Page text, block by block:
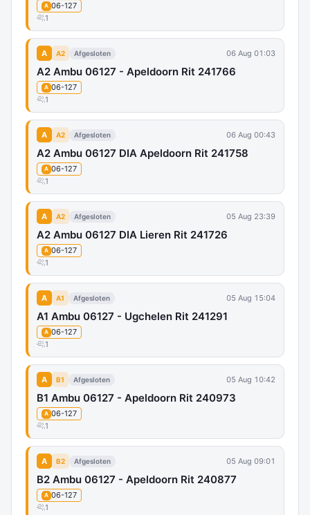
A 06-127
1
A A2 Afgesloten 06 Aug 01:03
A2 Ambu 06127 - Apeldoorn Rit 241766
A 06-127
1
A A2 Afgesloten 06 Aug 00:43
A2 Ambu 06127 DIA Apeldoorn Rit 241758
A 06-127
1
A A2 Afgesloten 05 Aug 23:39
A2 Ambu 06127 DIA Lieren Rit 241726
A 06-127
1
A A1 Afgesloten 05 Aug 15:04
A1 Ambu 06127 - Ugchelen Rit 241291
A 06-127
1
A B1 Afgesloten 05 Aug 10:42
B1 Ambu 06127 - Apeldoorn Rit 240973
A 06-127
1
A B2 Afgesloten 05 Aug 09:01
B2 Ambu 06127 - Apeldoorn Rit 240877
A 06-127
1